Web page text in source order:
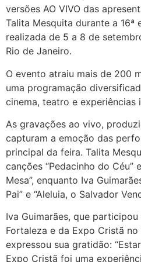
versões AO VIVO das
Talita Mesquita durante a 16ª
realizada de 5 a 8 de
Rio de Janeiro.
O evento atraiu mais de 200
uma programação
cinema, teatro e experiências
As gravações ao vivo,
capturam a emoção das
principal da feira. Talita
canções “Pedacinho do Céu”
Mesa”, enquanto Iva
Pai” e “Aleluia, o Salvador
Iva Guimarães, que
Fortaleza e da Expo Cristã
expressou sua gratidão:
Expo Cristã foi uma